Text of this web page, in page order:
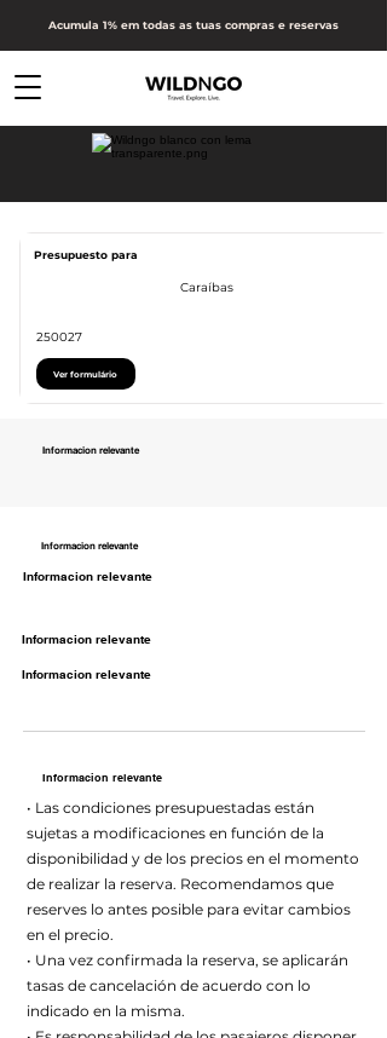
Acumula 1% em todas as tuas compras e reservas
250027
Caraíbas
Ver formulário
Presupuesto para
Informacion relevante
Informacion relevante
Informacion relevante
Informacion relevante
Informacion relevante
Informacion relevante
• Las condiciones presupuestadas están
sujetas a modificaciones en función de la
disponibilidad y de los precios en el momento
de realizar la reserva. Recomendamos que
reserves lo antes posible para evitar cambios
en el precio.
• Una vez confirmada la reserva, se aplicarán
tasas de cancelación de acuerdo con lo
indicado en la misma.